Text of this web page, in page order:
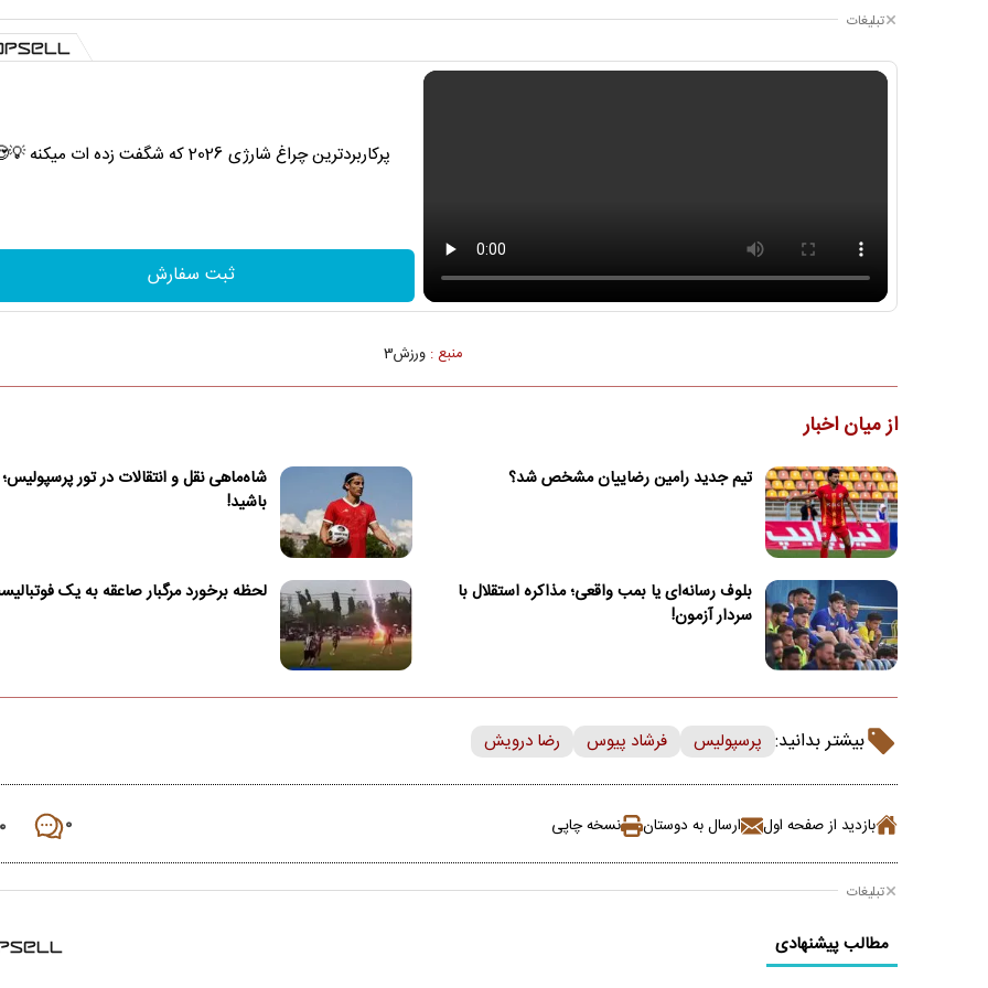
تبلیغات
پرکاربردترین چراغ شارژی 2026 که شگفت زده ات میکنه 💡😍
ثبت سفارش
منبع : ورزش3
از میان اخبار
تیم جدید رامین رضاییان مشخص شد؟
شاه‌ماهی نقل و انتقالات در تور
باشید!
بلوف رسانه‌ای یا بمب واقعی؛ مذاکره استقلال با
سردار آزمون!
لحظه برخورد مرگبار صاعقه به یک
بیشتر بدانید: پرسپولیس فرشاد پیوس رضا درویش
بازدید از صفحه اول ارسال به دوستان نسخه چاپی ۰ ۰
تبلیغات
مطالب پیشنهادی